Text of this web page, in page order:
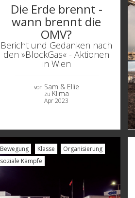
Die Erde brennt -
wann brennt die
OMV?
Bericht und Gedanken nach
den »BlockGas« - Aktionen
in Wien
von Sam & Ellie
zu Klima
Apr 2023
Bewegung Klasse
Organisierung
soziale Kämpfe